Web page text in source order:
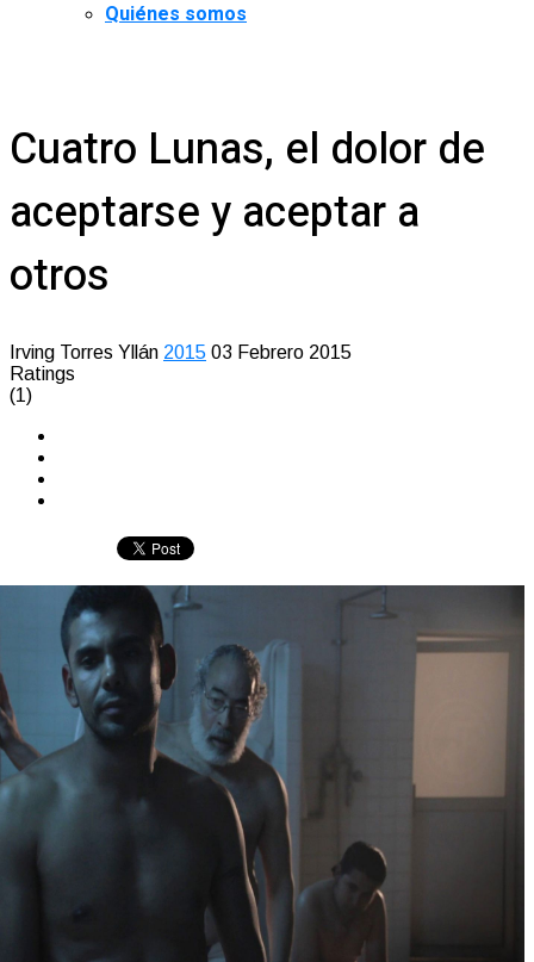
Quiénes somos
Cuatro Lunas, el dolor de
aceptarse y aceptar a
otros
Irving Torres Yllán 2015 03 Febrero 2015
Ratings
(1)